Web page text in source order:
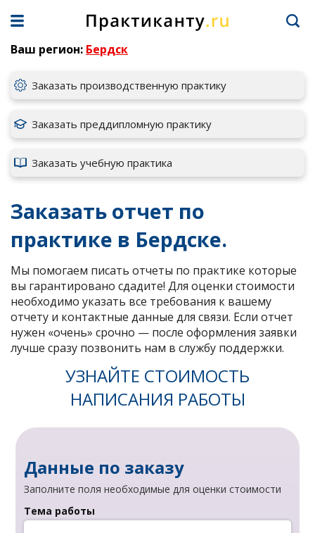
Ваш регион: Бердск
Заказать производственную практику
Заказать преддипломную практику
Заказать учебную практика
Заказать отчет по
практике в Бердске.
Мы помогаем писать отчеты по практике которые
вы гарантировано сдадите! Для оценки стоимости
необходимо указать все требования к вашему
отчету и контактные данные для связи. Если отчет
нужен «очень» срочно — после оформления заявки
лучше сразу позвонить нам в службу поддержки.
УЗНАЙТЕ СТОИМОСТЬ
НАПИСАНИЯ РАБОТЫ
Данные по заказу
Заполните поля необходимые для оценки стоимости
Тема работы